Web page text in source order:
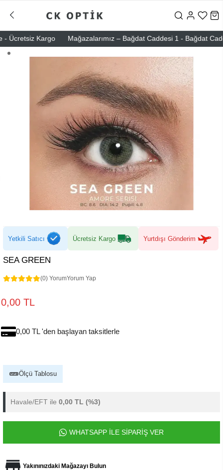
Kargo Mağazalarımız – Bağdat Caddesi 1 - Bağdat
Yetkili Satıcı Ücretsiz Kargo Yurtdışı Gönderim
SEA GREEN
(0) YorumYorum Yap
0,00 TL
0,00 TL 'den başlayan taksitlerle
Ölçü Tablosu
Havale/EFT ile 0,00 TL (%3)
WHATSAPP İLE SİPARİŞ VER
Yakınınızdaki Mağazayı Bulun